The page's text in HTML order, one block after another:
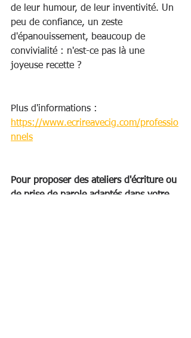
de leur humour, de leur inventivité. Un
peu de confiance, un zeste
d'épanouissement, beaucoup de
convivialité : n'est-ce pas là une
joyeuse recette ?
Plus d'informations :
https://www.ecrireavecig.com/professio
nnels
Pour proposer des ateliers d'écriture ou
de prise de parole adaptés dans votre